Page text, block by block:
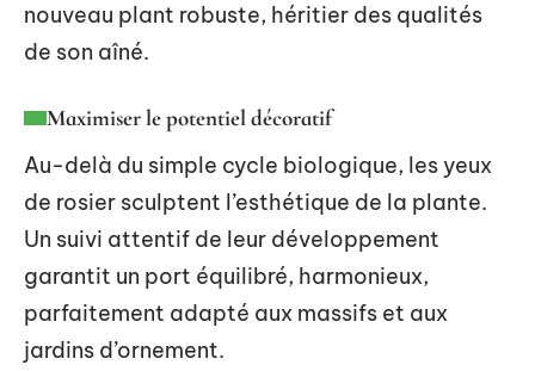
nouveau plant robuste, héritier des qualités
de son aîné.
Maximiser le potentiel décoratif
Au-delà du simple cycle biologique, les yeux
de rosier sculptent l’esthétique de la plante.
Un suivi attentif de leur développement
garantit un port équilibré, harmonieux,
parfaitement adapté aux massifs et aux
jardins d’ornement.